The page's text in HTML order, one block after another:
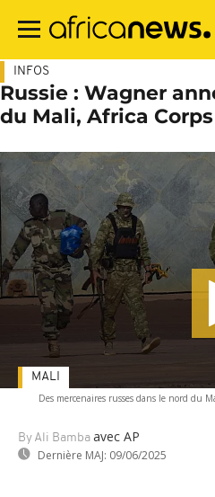
contenu
INFOS
Russie : Wagner
du Mali, Africa
Des mercenaires russes dans le nord du
By Ali Bamba avec AP
Dernière MAJ: 09/06/2025
MALI